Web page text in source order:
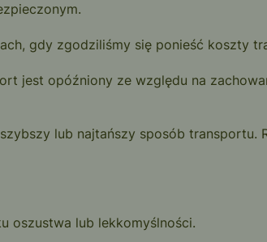
gdy zgodziliśmy się ponieść koszty
jest opóźniony ze względu na
lub najtańszy sposób transportu.
oszustwa lub lekkomyślności.